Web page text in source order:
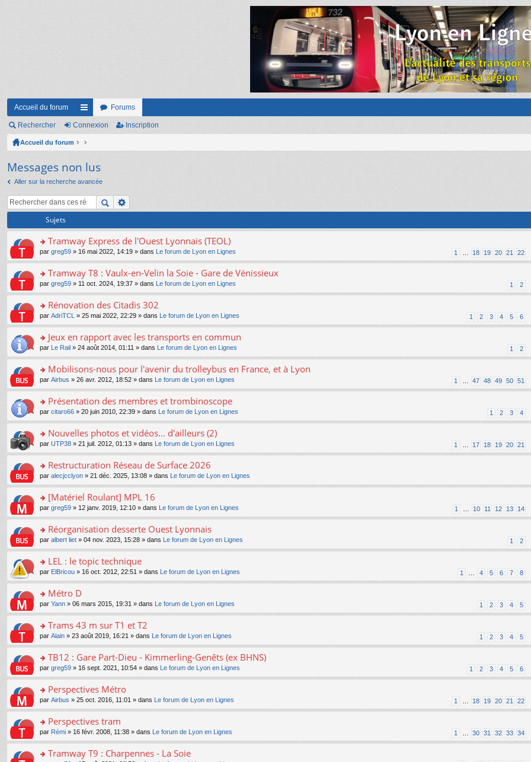
Accueil du forum
ac
co
ur
ci
s
Forums
Rechercher Connexion Inscription
Accueil du forum
Messages non lus
Aller sur la recherche avancée
Sujets
o
n
s
ult
er
le
m
e
s
a
g
e
n
n
le
pl
u
s
ré
c
e
nt
Tramway Express de l'Ouest Lyonnais (TEOL)
1 … 18 19 20 21 22
par greg59 » 16 mai 2022, 14:19 » dans Le forum de Lyon en Lignes
o
n
s
ult
er
le
m
e
s
a
g
e
n
n
le
pl
u
s
ré
c
e
nt
Tramway T8 : Vaulx-en-Velin la Soie - Gare de Vénissieux
1 2
par greg59 » 11 oct. 2024, 19:37 » dans Le forum de Lyon en Lignes
o
n
s
ult
er
le
m
e
s
a
g
e
n
n
le
pl
u
s
ré
c
e
nt
Rénovation des Citadis 302
1 2 3 4 5 6
par AdriTCL » 25 mai 2022, 22:29 » dans Le forum de Lyon en Lignes
o
n
s
ult
er
le
m
e
s
a
g
e
n
n
le
pl
u
s
ré
c
e
nt
Jeux en rapport avec les transports en commun
1 2
par Le Rail » 24 août 2014, 01:11 » dans Le forum de Lyon en Lignes
o
n
s
ult
er
le
m
e
s
a
g
e
n
n
le
pl
u
s
ré
c
e
nt
Mobilisons-nous pour l'avenir du trolleybus en France, et à Lyon
1 … 47 48 49 50 51
par Airbus » 26 avr. 2012, 18:52 » dans Le forum de Lyon en Lignes
o
n
s
ult
er
le
m
e
s
a
g
e
n
n
le
pl
u
s
ré
c
e
nt
Présentation des membres et trombinoscope
1 2 3 4
par citaro66 » 20 juin 2010, 22:39 » dans Le forum de Lyon en Lignes
o
n
s
ult
er
le
m
e
s
a
g
e
n
n
le
pl
u
s
ré
c
e
nt
Nouvelles photos et vidéos... d'ailleurs (2)
1 … 17 18 19 20 21
par UTP38 » 21 juil. 2012, 01:13 » dans Le forum de Lyon en Lignes
o
n
s
ult
er
le
m
e
s
a
g
e
n
n
le
pl
u
s
ré
c
e
nt
Restructuration Réseau de Surface 2026
par alecjcclyon » 21 déc. 2025, 13:08 » dans Le forum de Lyon en Lignes
o
n
s
ult
er
le
m
e
s
a
g
e
n
n
le
pl
u
s
ré
c
e
nt
[Matériel Roulant] MPL 16
1 … 10 11 12 13 14
par greg59 » 12 janv. 2019, 12:10 » dans Le forum de Lyon en Lignes
o
n
s
ult
er
le
m
e
s
a
g
e
n
n
le
pl
u
s
ré
c
e
nt
Réorganisation desserte Ouest Lyonnais
1 2
par albert liet » 04 nov. 2023, 15:28 » dans Le forum de Lyon en Lignes
o
n
s
ult
er
le
m
e
s
a
g
e
n
n
le
pl
u
s
ré
LEL : le topic technique
1 … 4 5 6 7 8
par ElBricou » 16 oct. 2012, 22:51 » dans Le forum de Lyon en Lignes
o
n
s
ult
er
le
m
e
s
a
g
e
n
n
le
Métro D
1 2 3 4 5
par Yann » 06 mars 2015, 19:31 » dans Le forum de Lyon en Lignes
o
n
s
ult
er
le
m
e
s
a
g
e
n
Trams 43 m sur T1 et T2
1 2 3 4 5
par Alain » 23 août 2019, 16:21 » dans Le forum de Lyon en Lignes
o
n
s
ult
er
le
m
e
s
a
TB12 : Gare Part-Dieu - Kimmerling-Genêts (ex BHNS)
1 2 3 4 5 6
par greg59 » 16 sept. 2021, 10:54 » dans Le forum de Lyon en Lignes
o
n
s
ult
er
le
m
Perspectives Métro
1 … 18 19 20 21 22
par Airbus » 25 oct. 2016, 11:01 » dans Le forum de Lyon en Lignes
o
n
s
ult
Perspectives tram
1 … 30 31 32 33 34
par Rémi » 16 févr. 2008, 11:38 » dans Le forum de Lyon en Lignes
Tramway T9 : Charpennes - La Soie